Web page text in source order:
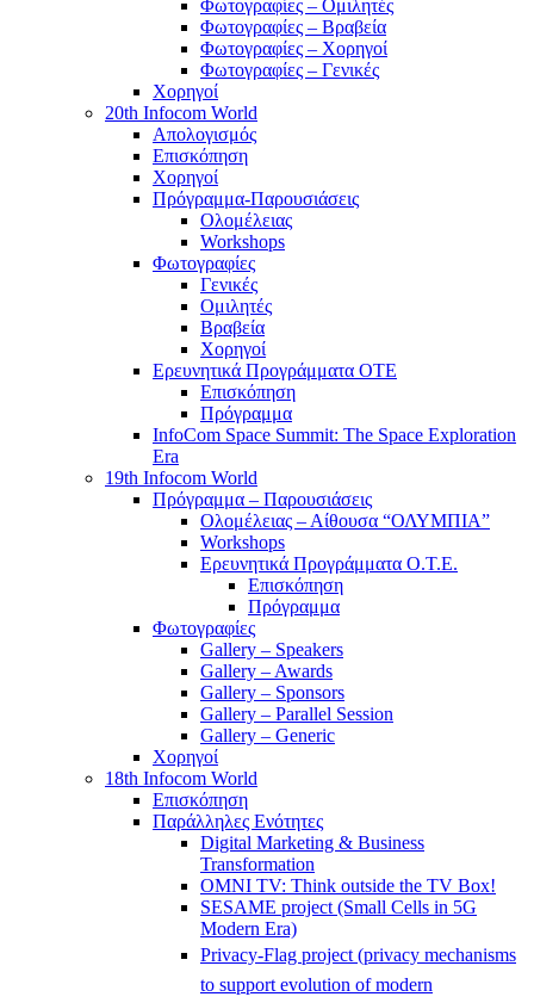
Φωτογραφίες – Ομιλητές
Φωτογραφίες – Βραβεία
Φωτογραφίες – Χορηγοί
Φωτογραφίες – Γενικές
Χορηγοί
20th Infocom World
Απολογισμός
Επισκόπηση
Χορηγοί
Πρόγραμμα-Παρουσιάσεις
Ολομέλειας
Workshops
Φωτογραφίες
Γενικές
Ομιλητές
Βραβεία
Χορηγοί
Ερευνητικά Προγράμματα ΟΤΕ
Επισκόπηση
Πρόγραμμα
InfoCom Space Summit: The Space Exploration
Era
19th Infocom World
Πρόγραμμα – Παρουσιάσεις
Ολομέλειας – Αίθουσα “ΟΛΥΜΠΙΑ”
Workshops
Ερευνητικά Προγράμματα Ο.Τ.Ε.
Επισκόπηση
Πρόγραμμα
Φωτογραφίες
Gallery – Speakers
Gallery – Awards
Gallery – Sponsors
Gallery – Parallel Session
Gallery – Generic
Χορηγοί
18th Infocom World
Επισκόπηση
Παράλληλες Ενότητες
Digital Marketing & Business
Transformation
OMNI TV: Think outside the TV Box!
SESAME project (Small Cells in 5G
Modern Era)
Privacy-Flag project (privacy mechanisms
to support evolution of modern